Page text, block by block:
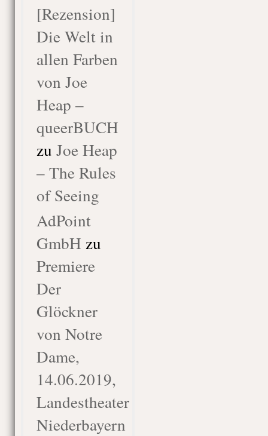
[Rezension]
Die Welt in
allen Farben
von Joe
Heap –
queerBUCH
zu Joe Heap
– The Rules
of Seeing
AdPoint
GmbH zu
Premiere
Der
Glöckner
von Notre
Dame,
14.06.2019,
Landestheater
Niederbayern